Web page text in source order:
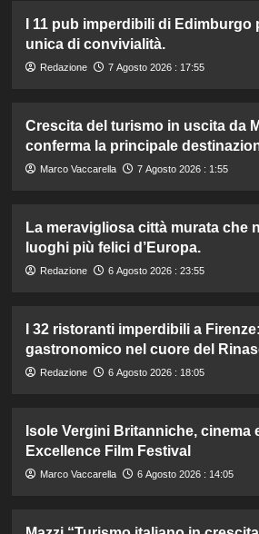
I 11 pub imperdibili di Edimburgo
unica di convivialità.
Redazione 7 Agosto 2026 : 17:55
Crescita del turismo in uscita da
conferma la principale
Marco Vaccarella 7 Agosto 2026 : 1:55
La meravigliosa città murata che
luoghi più felici d’Europa.
Redazione 6 Agosto 2026 : 23:55
I 32 ristoranti imperdibili a
gastronomico nel cuore del
Redazione 6 Agosto 2026 : 18:05
Isole Vergini Britanniche, cinema
Excellence Film Festival
Marco Vaccarella 6 Agosto 2026 : 14:05